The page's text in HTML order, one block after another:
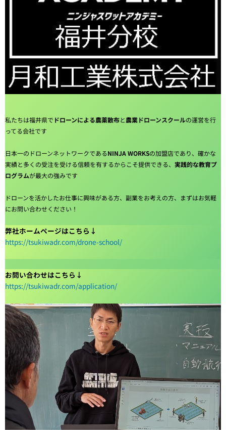
私たちは福井県で ドローンによる農薬散布と農業ドローンスクールの運営を行
ってる会社です
日本一のドローンネットワークであるNINJA WORKSの加盟店であり、確かな
実績と多くの受注を受ける信頼を有するからこそ提供できる、 実践的な教育プ
ログラムが最大の強みです
ドローンを活かしたお仕事に興味がある方、副業をお考えの方、まずはお気軽
にお問い合わせください！
弊社ホームページはこちら↓
https://tsukiwadr.com/drone-school/
お問い合わせはこちら↓
https://tsukiwadr.com/application/